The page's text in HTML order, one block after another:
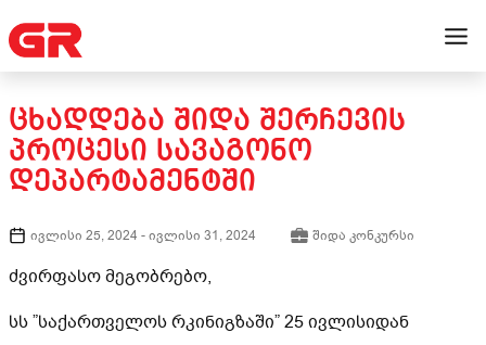
ᲪᲮᲐᲓᲓᲔᲑᲐ ᲨᲘᲓᲐ ᲨᲔᲠᲩᲔᲕᲘᲡ
ᲞᲠᲝᲪᲔᲡᲘ ᲡᲐᲕᲐᲒᲝᲜᲝ
ᲓᲔᲞᲐᲠᲢᲐᲛᲔᲜᲢᲨᲘ
ივლისი 25, 2024 -ივლისი 31, 2024 შიდა კონკურსი
ძვირფასო მეგობრებო,
სს ”საქართველოს რკინიგზაში” 25 ივლისიდან